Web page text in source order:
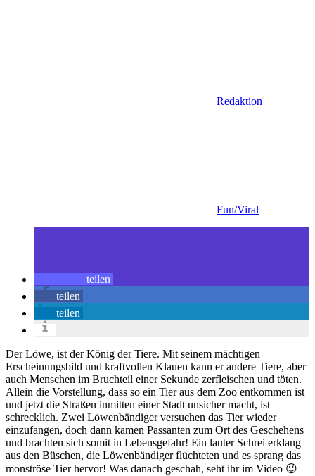
Redaktion
Fun/Viral
teilen
teilen
teilen
Der Löwe, ist der König der Tiere. Mit seinem mächtigen
Erscheinungsbild und kraftvollen Klauen kann er andere Tiere, aber
auch Menschen im Bruchteil einer Sekunde zerfleischen und töten.
Allein die Vorstellung, dass so ein Tier aus dem Zoo entkommen ist
und jetzt die Straßen inmitten einer Stadt unsicher macht, ist
schrecklich. Zwei Löwenbändiger versuchen das Tier wieder
einzufangen, doch dann kamen Passanten zum Ort des Geschehens
und brachten sich somit in Lebensgefahr! Ein lauter Schrei erklang
aus den Büschen, die Löwenbändiger flüchteten und es sprang das
monströse Tier hervor! Was danach geschah, seht ihr im Video 😉